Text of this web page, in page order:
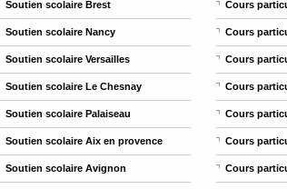
Soutien scolaire Brest
Soutien scolaire Nancy
Soutien scolaire Versailles
Soutien scolaire Le Chesnay
Soutien scolaire Palaiseau
Soutien scolaire Aix en provence
Soutien scolaire Avignon
Cours
Cours
Cours
Cours
Cours
Cours
Cours